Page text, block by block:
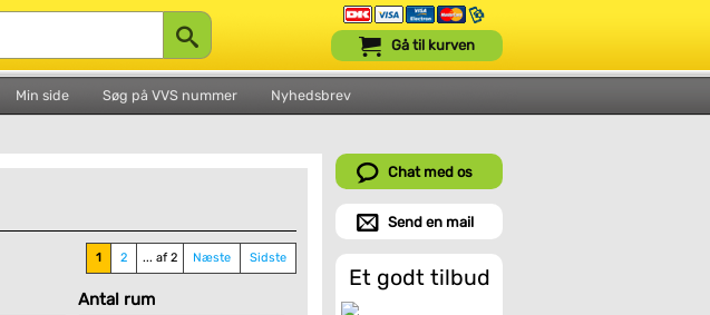
Min side Søg på VVS nummer Nyhedsbrev
Gå til kurven
1 2 ... af 2 Næste Sidste
Antal rum
Chat med os
Send en mail
Et godt tilbud